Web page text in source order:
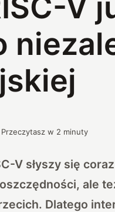
Przeczytasz w 2 minuty
V słyszy się
ale
Dlatego